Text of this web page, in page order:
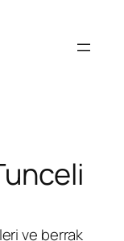
ve berrak